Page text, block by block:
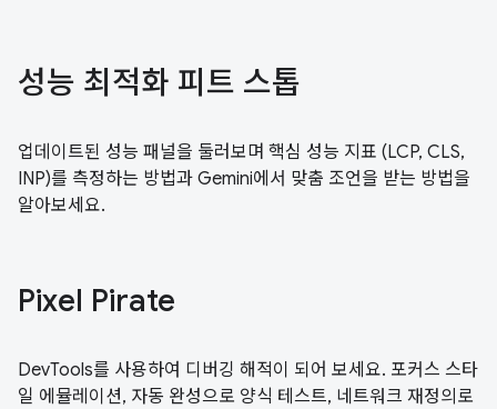
성능 최적화 피트 스톱
업데이트된 성능 패널을 둘러보며 핵심 성능 지표 (LCP, CLS,
INP)를 측정하는 방법과 Gemini에서 맞춤 조언을 받는 방법을
알아보세요.
Pixel Pirate
DevTools를 사용하여 디버깅 해적이 되어 보세요. 포커스 스타
일 에뮬레이션, 자동 완성으로 양식 테스트, 네트워크 재정의로